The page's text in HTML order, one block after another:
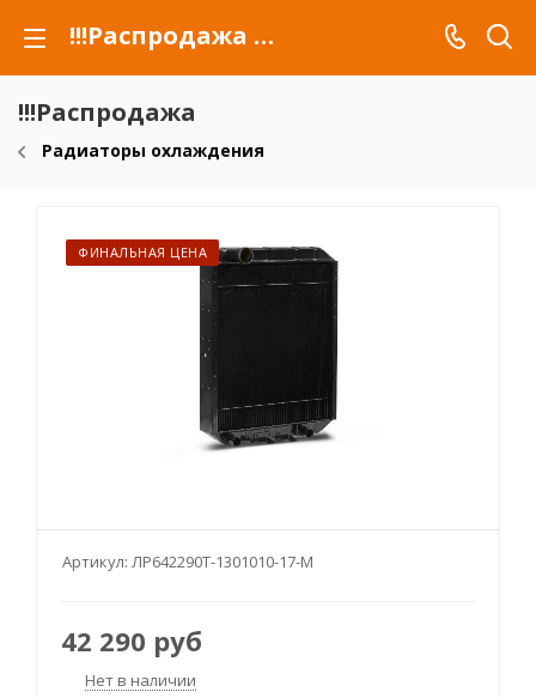
!!!Распродажа для автомобилей российских марок и сельхозтехники
!!!Распродажа
Радиаторы охлаждения
ФИНАЛЬНАЯ ЦЕНА
Артикул: ЛР642290Т-1301010-17-М
42 290 руб
Нет в наличии